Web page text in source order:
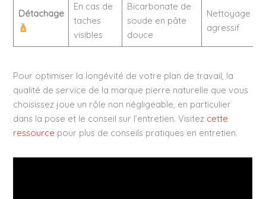
Détachage
En cas de
taches
visibles
Bicarbonate de
soude en pâte
douce
Nettoyage
agressif
Pour optimiser la longévité de votre plan de travail, la
qualité de service de la marque pierre naturelle que vous
choisissez joue un rôle non négligeable, en particulier
dans la pose et le conseil sur l’entretien. Visitez cette
ressource pour plus de conseils pratiques en entretien.